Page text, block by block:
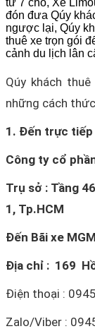
từ 7 chỗ, Xe
đón đưa Qúy
ngược lại, Qúy
thuê xe trọn gói
cảnh du lịch lân
Qúy khách
những cách
1. Đến trực tiếp
Công ty cổ
Trụ sở : Tầng
1, Tp.HCM
Đến Bãi xe
Địa chỉ : 169
Điện thoại :
Zalo/Viber :